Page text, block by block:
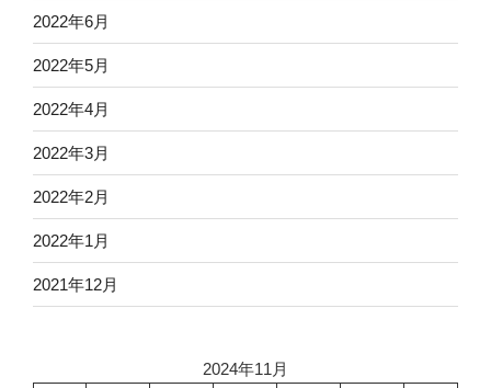
2022年6月
2022年5月
2022年4月
2022年3月
2022年2月
2022年1月
2021年12月
2024年11月